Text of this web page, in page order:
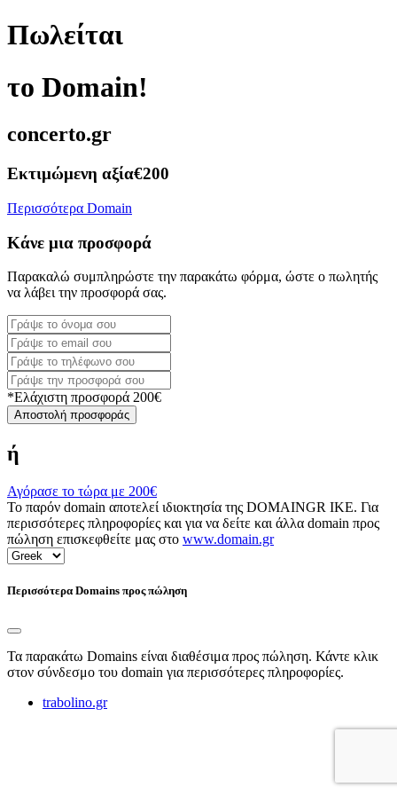
Πωλείται
το Domain!
concerto.gr
Εκτιμώμενη αξία€200
Περισσότερα Domain
Κάνε μια προσφορά
Παρακαλώ συμπληρώστε την παρακάτω φόρμα, ώστε ο πωλητής
να λάβει την προσφορά σας.
*Ελάχιστη προσφορά 200€
Αποστολή προσφοράς
ή
Αγόρασε το τώρα με 200€
Το παρόν domain αποτελεί ιδιοκτησία της DOMAINGR ΙΚΕ. Για
περισσότερες πληροφορίες και για να δείτε και άλλα domain προς
πώληση επισκεφθείτε μας στο www.domain.gr
Περισσότερα Domains προς πώληση
Τα παρακάτω Domains είναι διαθέσιμα προς πώληση. Κάντε κλικ
στον σύνδεσμο του domain για περισσότερες πληροφορίες.
trabolino.gr